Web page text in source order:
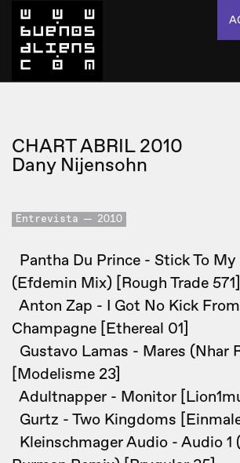
CHART ABRIL 2010
Dany Nijensohn
Entrevista 2010
Pantha Du Prince - Stick To My
(Efdemin Mix) [Rough Trade 571]
Anton Zap - I Got No Kick From
Champagne [Ethereal 01]
Gustavo Lamas - Mares (Nhar
[Modelisme 23]
Adultnapper - Monitor
Gurtz - Two Kingdoms
Kleinschmager Audio - Audio 1